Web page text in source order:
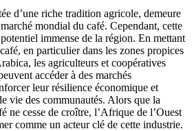
d’une riche tradition agricole, demeure
mondial du café. Cependant, cette
immense de la région. En mettant
en particulier dans les zones propices
les agriculteurs et coopératives
accéder à des marchés
leur résilience économique et
vie des communautés. Alors que la
ne cesse de croître, l’Afrique de l’Ouest
comme un acteur clé de cette industrie.